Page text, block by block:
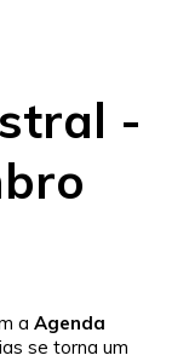
-
a Agenda
se torna um